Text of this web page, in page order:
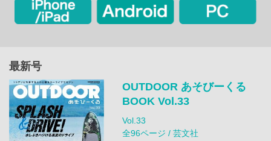
最新号
OUTDOOR あそびーくる
BOOK Vol.33
Vol.33
全96ページ / 芸文社